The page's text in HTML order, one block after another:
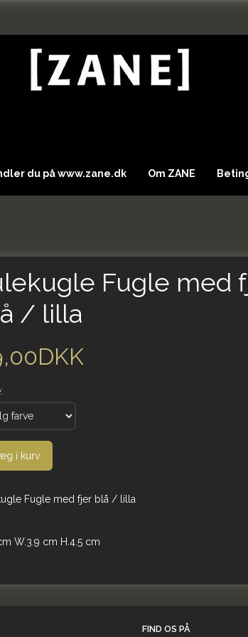
du på www.zane.dk Om ZANE
Fugle med
/ lilla
i kurv
Fugle med fjer blå / lilla
W.3.9 cm H.4.5 cm
FIND OS PÅ